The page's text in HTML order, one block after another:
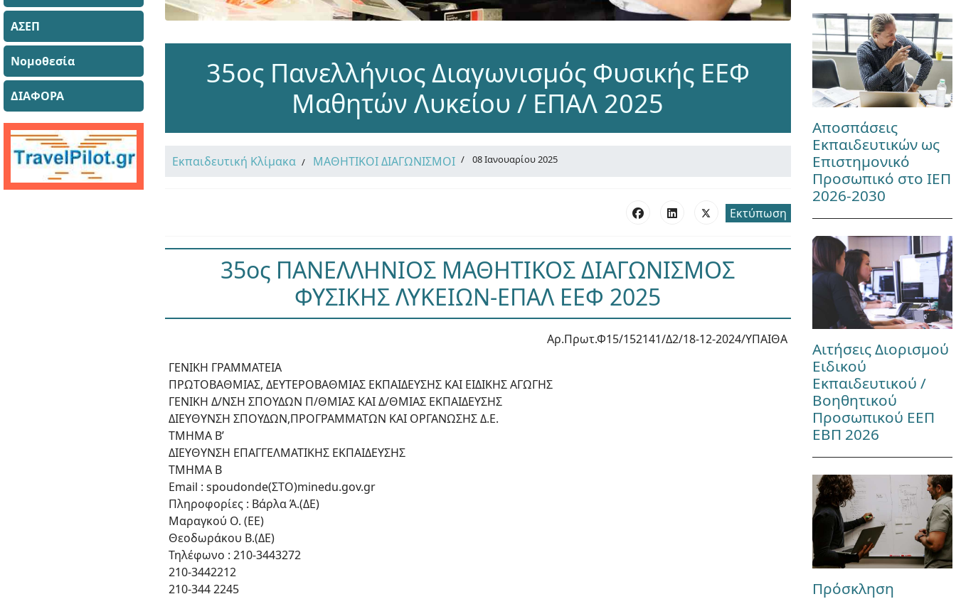
ΑΣΕΠ
Νομοθεσία
ΔΙΑΦΟΡΑ
35ος Πανελλήνιος Διαγωνισμός Φυσικής ΕΕΦ
Μαθητών Λυκείου / ΕΠΑΛ 2025
Εκπαιδευτική Κλίμακα ΜΑΘΗΤΙΚΟΙ ΔΙΑΓΩΝΙΣΜΟΙ 08 Ιανουαρίου 2025
Εκτύπωση
35ος ΠΑΝΕΛΛΗΝΙΟΣ ΜΑΘΗΤΙΚΟΣ ΔΙΑΓΩΝΙΣΜΟΣ
ΦΥΣΙΚΗΣ ΛΥΚΕΙΩΝ-ΕΠΑΛ ΕΕΦ 2025
Αρ.Πρωτ.Φ15/152141/Δ2/18-12-2024/ΥΠΑΙΘΑ
ΓΕΝΙΚΗ ΓΡΑΜΜΑΤΕΙΑ
ΠΡΩΤΟΒΑΘΜΙΑΣ, ΔΕΥΤΕΡΟΒΑΘΜΙΑΣ ΕΚΠΑΙΔΕΥΣΗΣ ΚΑΙ ΕΙΔΙΚΗΣ ΑΓΩΓΗΣ
ΓΕΝΙΚΗ Δ/ΝΣΗ ΣΠΟΥΔΩΝ Π/ΘΜΙΑΣ ΚΑΙ Δ/ΘΜΙΑΣ ΕΚΠΑΙΔΕΥΣΗΣ
ΔΙΕΥΘΥΝΣΗ ΣΠΟΥΔΩΝ,ΠΡΟΓΡΑΜΜΑΤΩΝ ΚΑΙ ΟΡΓΑΝΩΣΗΣ Δ.Ε.
ΤΜΗΜΑ Β’
ΔΙΕΥΘΥΝΣΗ ΕΠΑΓΓΕΛΜΑΤΙΚΗΣ ΕΚΠΑΙΔΕΥΣΗΣ
ΤΜΗΜΑ Β
Email : spoudonde(ΣΤΟ)minedu.gov.gr
Πληροφορίες : Βάρλα Ά.(ΔΕ)
Μαραγκού Ο. (ΕΕ)
Θεοδωράκου Β.(ΔΕ)
Τηλέφωνο : 210-3443272
210-3442212
210-344 2245
Αποσπάσεις
Εκπαιδευτικών ως
Επιστημονικό
Προσωπικό στο ΙΕΠ
2026-2030
Αιτήσεις Διορισμού
Ειδικού
Εκπαιδευτικού /
Βοηθητικού
Προσωπικού ΕΕΠ
ΕΒΠ 2026
Πρόσκληση